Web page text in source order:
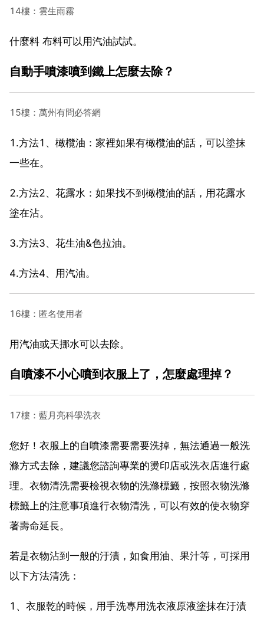
14樓：雲生雨霧
什麼料 布料可以用汽油試試。
自動手噴漆噴到鐵上怎麼去除？
15樓：萬州有問必答網
1.方法1、橄欖油：家裡如果有橄欖油的話，可以塗抹
一些在。
2.方法2、花露水：如果找不到橄欖油的話，用花露水
塗在沾。
3.方法3、花生油&色拉油。
4.方法4、用汽油。
16樓：匿名使用者
用汽油或天挪水可以去除。
自噴漆不小心噴到衣服上了，怎麼處理掉？
17樓：藍月亮科學洗衣
您好！衣服上的自噴漆需要需要洗掉，無法通過一般洗
滌方式去除，建議您諮詢專業的燙印店或洗衣店進行處
理。衣物清洗需要檢視衣物的洗滌標籤，按照衣物洗滌
標籤上的注意事項進行衣物清洗，可以有效的使衣物穿
著壽命延長。
若是衣物沾到一般的汙漬，如食用油、果汁等，可採用
以下方法清洗：
1、衣服乾的時候，用手洗專用洗衣液原液塗抹在汙漬